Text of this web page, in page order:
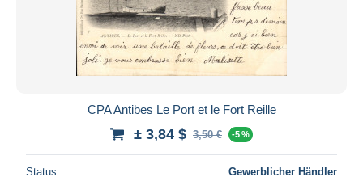
CPA Antibes Le Port et le Fort Reille
± 3,84 $ 3,50 € -5 %
Status Gewerblicher Händler